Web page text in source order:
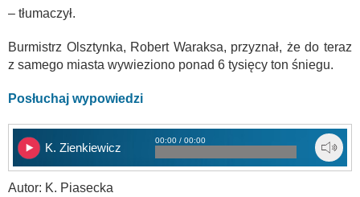
– tłumaczył.
Burmistrz Olsztynka, Robert Waraksa, przyznał, że do teraz
z samego miasta wywieziono ponad 6 tysięcy ton śniegu.
Posłuchaj wypowiedzi
K. Zienkiewicz
00:00 / 00:00
Autor: K. Piasecka